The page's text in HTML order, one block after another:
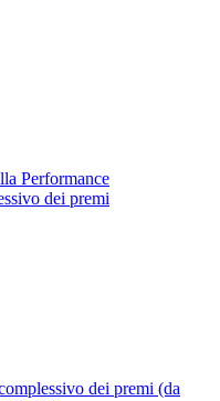
Performance
dei premi
dei premi (da